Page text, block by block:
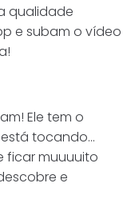
qualidade
e subam o vídeo
Ele tem o
tocando…
ficar muuuuito
e